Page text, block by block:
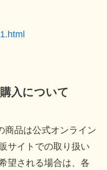
入について
商品は公式オンライン
サイトでの取り扱い
望される場合は、各